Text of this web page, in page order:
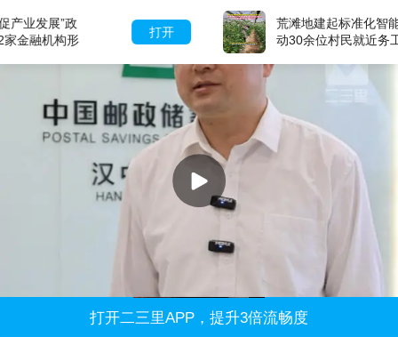
打开
荒滩地建起标准化智能大棚，每天带
动30余位村民就近务工，村集体年入
打开二三里APP，提升3倍流畅度